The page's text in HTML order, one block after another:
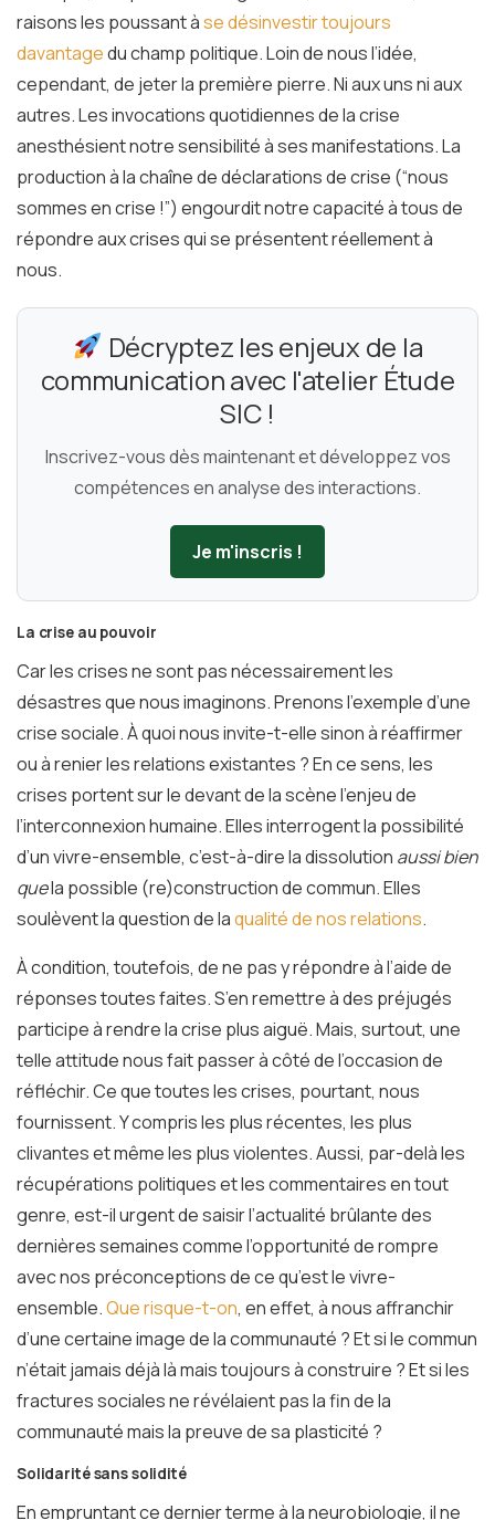
raisons les poussant àse désinvestir toujours
davantagedu champ politique. Loin de nous l’idée,
cependant, de jeter la première pierre. Ni aux uns ni aux
autres. Les invocations quotidiennes de la crise
anesthésient notre sensibilité à ses manifestations. La
production à la chaîne de déclarations de crise (“nous
sommes en crise !”) engourdit notre capacité à tous de
répondre aux crises qui se présentent réellement à
nous.
Décryptez les enjeux de la
communication avec l'atelier Étude
SIC !
Inscrivez-vous dès maintenant et développez vos
compétences en analyse des interactions.
Je m'inscris !
La crise au pouvoir
Car les crises ne sont pas nécessairement les
désastres que nous imaginons. Prenons l’exemple d’une
crise sociale. À quoi nous invite-t-elle sinon à réaffirmer
ou à renier les relations existantes ? En ce sens, les
crises portent sur le devant de la scène l’enjeu de
l’interconnexion humaine. Elles interrogent la possibilité
d’un vivre-ensemble, c’est-à-dire la dissolution aussi bien
quela possible (re)construction de commun. Elles
soulèvent la question de laqualité de nos relations.
À condition, toutefois, de ne pas y répondre à l’aide de
réponses toutes faites. S’en remettre à des préjugés
participe à rendre la crise plus aiguë. Mais, surtout, une
telle attitude nous fait passer à côté de l’occasion de
réfléchir. Ce que toutes les crises, pourtant, nous
fournissent. Y compris les plus récentes, les plus
clivantes et même les plus violentes. Aussi, par-delà les
récupérations politiques et les commentaires en tout
genre, est-il urgent de saisir l’actualité brûlante des
dernières semaines comme l’opportunité de rompre
avec nos préconceptions de ce qu’est le vivre-
ensemble.Que risque-t-on, en effet, à nous affranchir
d’une certaine image de la communauté ? Et si le commun
n’était jamais déjà là mais toujours à construire ? Et si les
fractures sociales ne révélaient pas la fin de la
communauté mais la preuve de sa plasticité ?
Solidarité sans solidité
En empruntant ce dernier terme à la neurobiologie, il ne